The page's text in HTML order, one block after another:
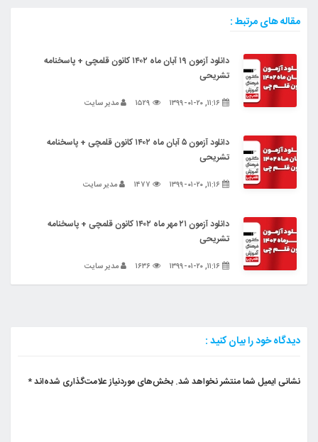
مقاله های مرتبط :
دانلود آزمون ۱۹ آبان ماه ۱۴۰۲ کانون قلمچی + پاسخنامه
تشریحی
مدیر سایت
دانلود آزمون ۵ آبان ماه ۱۴۰۲ کانون قلمچی + پاسخنامه
تشریحی
مدیر سایت
دانلود آزمون ۲۱ مهر ماه ۱۴۰۲ کانون قلمچی + پاسخنامه
تشریحی
مدیر سایت
دیدگاه خود را بیان کنید :
نشانی ایمیل شما منتشر نخواهد شد. بخش‌های موردنیاز علامت‌گذاری شده‌اند*